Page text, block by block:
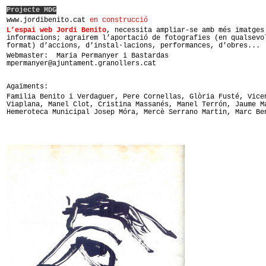
Projecte MDG
www.jordibenito.cat en construcció
L’espai web Jordi Benito, necessita ampliar-se amb més
informacions; agrairem l’aportació de fotografies (en
format) d’accions, d’instal·lacions, performances, d’obres...
Webmaster: Maria Permanyer i Bastardas
mpermanyer@ajuntament.granollers.cat
Agaïments:
Familia Benito i Verdaguer, Pere Cornellas, Glòria Fusté,
Viaplana, Manel Clot, Cristina Massanés, Manel Terrón, Jaume
Hemeroteca Municipal Josep Móra, Mercè Serrano Martin, Marc